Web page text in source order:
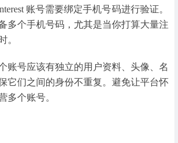
账号需要绑定手机号码进行验证。
多个手机号码，尤其是当你打算大量注
。
账号应该有独立的用户资料、头像、名
它们之间的身份不重复。避免让平台怀
多个账号。